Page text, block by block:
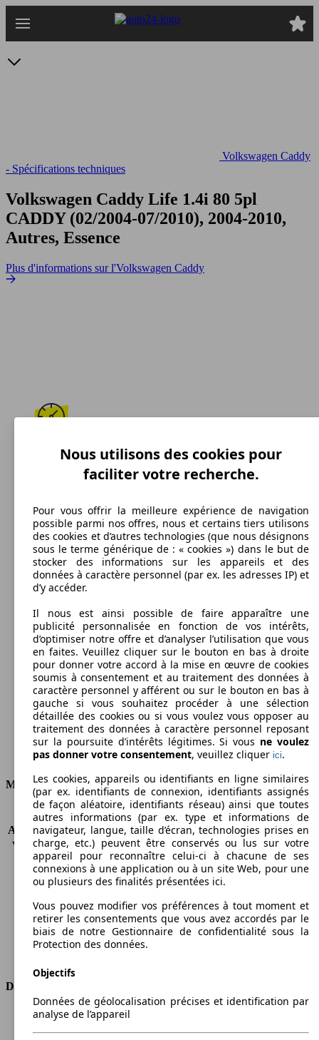
au
Volkswagen Caddy
- Spécifications techniques
Volkswagen Caddy Life 1.4i 80 5pl
CADDY (02/2004-07/2010), 2004-2010,
Autres, Essence
Plus d'informations sur l'Volkswagen Caddy
151 km/h
Vitesse maximale
Essence
Carburant
188 g/km
Émissions de CO2 (combinées)*
Ø 7.9 l/100km
Consommation
Moteur et Puissance
KW (CH)
59 kW (80 PS)
Accélération (0-100 km/h) 16.6s
Vitesse maximale (km/h) 151 km/h
Nombre de vitesses
5
Couple
132 nm
Carburant
Essence
Cylindres
4
Transmission
Boîte manuelle
Dimensions
Longueur
Hauteur
1833 mm
Nous utilisons des cookies pour
faciliter votre recherche.
Pour vous offrir la meilleure expérience de navigation
possible parmi nos offres, nous et certains tiers utilisons
des cookies et d’autres technologies (que nous désignons
sous le terme générique de : « cookies ») dans le but de
stocker des informations sur les appareils et des
données à caractère personnel (par ex. les adresses IP) et
d’y accéder.
Il nous est ainsi possible de faire apparaître une
publicité personnalisée en fonction de vos intérêts,
d’optimiser notre offre et d’analyser l’utilisation que vous
en faites. Veuillez cliquer sur le bouton en bas à droite
pour donner votre accord à la mise en œuvre de cookies
soumis à consentement et au traitement des données à
caractère personnel y afférent ou sur le bouton en bas à
gauche si vous souhaitez procéder à une sélection
détaillée des cookies ou si vous voulez vous opposer au
traitement des données à caractère personnel reposant
sur la poursuite d’intérêts légitimes. Si vous ne voulez
pas donner votre consentement, veuillez cliquer ici.
Les cookies, appareils ou identifiants en ligne similaires
(par ex. identifiants de connexion, identifiants assignés
de façon aléatoire, identifiants réseau) ainsi que toutes
autres informations (par ex. type et informations de
navigateur, langue, taille d’écran, technologies prises en
charge, etc.) peuvent être conservés ou lus sur votre
appareil pour reconnaître celui-ci à chacune de ses
connexions à une application ou à un site Web, pour une
ou plusieurs des finalités présentées ici.
Vous pouvez modifier vos préférences à tout moment et
retirer les consentements que vous avez accordés par le
biais de notre Gestionnaire de confidentialité sous la
Protection des données.
Objectifs
Données de géolocalisation précises et identification par
analyse de l’appareil